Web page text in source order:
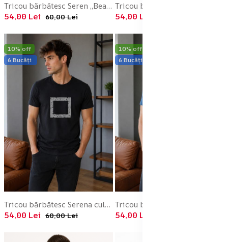
Tricou bărbătesc Seren „Beach", culoare Alb, Engros
54,00 Lei 60,00 Lei 54,00 Lei
10% off
6 Bucăți
Tricou bărbătesc Serena culoare Negru , Engros
54,00 Lei 60,00 Lei
10% off
6 Bucăți
54,00 Lei